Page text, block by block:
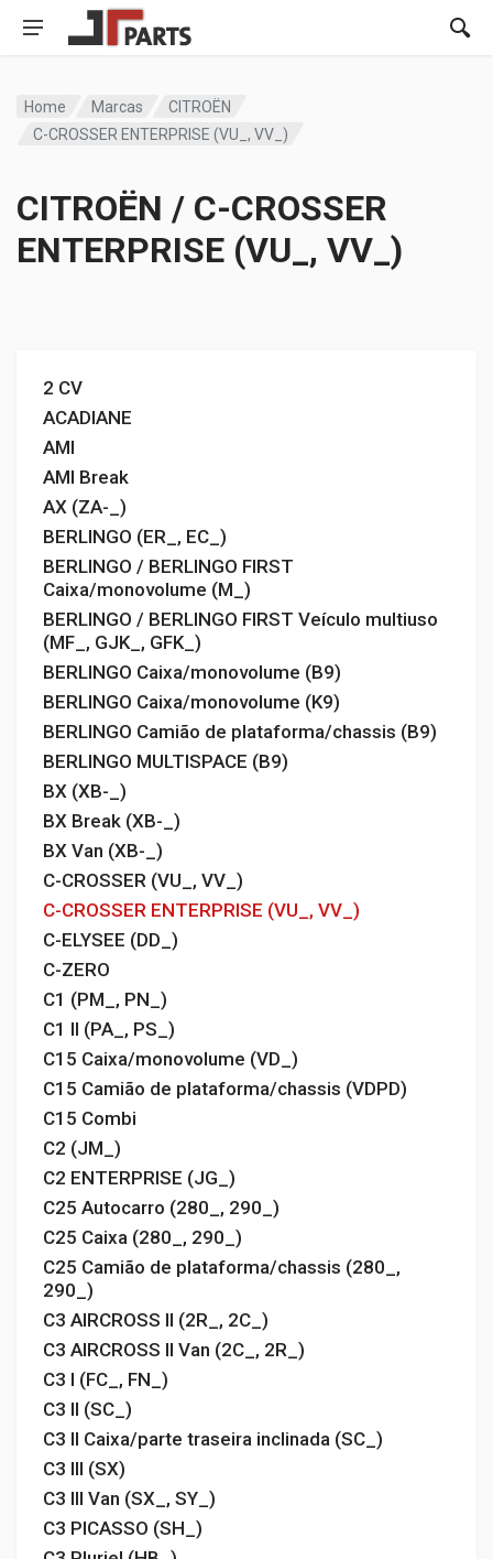
Home Marcas
CITROËN
C-CROSSER ENTERPRISE (VU_, VV_)
CITROËN / C-CROSSER
ENTERPRISE (VU_, VV_)
2 CV
ACADIANE
AMI
AMI Break
AX (ZA-_)
BERLINGO (ER_, EC_)
BERLINGO / BERLINGO FIRST
Caixa/monovolume (M_)
BERLINGO / BERLINGO FIRST Veículo multiuso
(MF_, GJK_, GFK_)
BERLINGO Caixa/monovolume (B9)
BERLINGO Caixa/monovolume (K9)
BERLINGO Camião de plataforma/chassis (B9)
BERLINGO MULTISPACE (B9)
BX (XB-_)
BX Break (XB-_)
BX Van (XB-_)
C-CROSSER (VU_, VV_)
C-CROSSER ENTERPRISE (VU_, VV_)
C-ELYSEE (DD_)
C-ZERO
C1 (PM_, PN_)
C1 II (PA_, PS_)
C15 Caixa/monovolume (VD_)
C15 Camião de plataforma/chassis (VDPD)
C15 Combi
C2 (JM_)
C2 ENTERPRISE (JG_)
C25 Autocarro (280_, 290_)
C25 Caixa (280_, 290_)
C25 Camião de plataforma/chassis (280_,
290_)
C3 AIRCROSS II (2R_, 2C_)
C3 AIRCROSS II Van (2C_, 2R_)
C3 I (FC_, FN_)
C3 II (SC_)
C3 II Caixa/parte traseira inclinada (SC_)
C3 III (SX)
C3 III Van (SX_, SY_)
C3 PICASSO (SH_)